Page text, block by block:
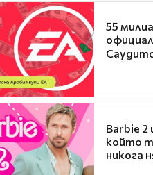
55
Barbie 2
който
никога